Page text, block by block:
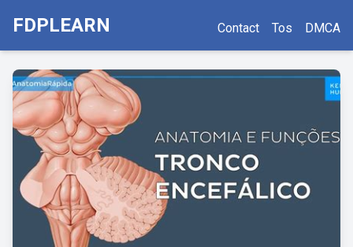
FDPLEARN Contact Tos DMCA